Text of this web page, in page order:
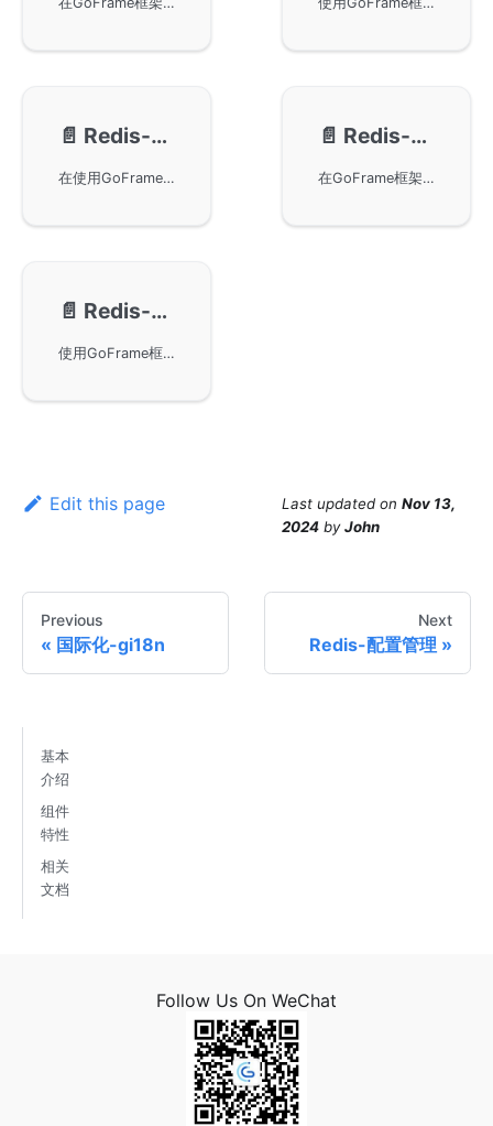
📄️ Redis-命令交互
在使用GoFrame框架构建的应用中，通过Redis命令交互以及自动化的方式来序列化和反序列化数据。首先，我们讲解了Do方法的强大扩展性，它允许任何Redis命令的执行。随后我们展示了如何使用map和struct来存取数据，并利用json序列化简化编程。通过GoFrame框架与Redis的结合，开发者可以更加高效地进行数据管理。
📄️ Redis-Conn对象
在GoFrame框架中使用Redis的Conn对象进行长链接操作，如订阅发布等功能。通过使用连接池获取连接对象进行操作，同时注意连接对象超时问题以及使用后的关闭操作。示例代码展示了通过Conn实现订阅发布模式，程序将在终端打印从Redis Server获取的数据。
📄️ Redis-接口化设计
使用GoFrame框架中的gredis实现一个接口化设计的Redis组件，具备强大灵活性和扩展性。通过实现自定义Redis Adapter，可以轻松覆盖默认实现的方法。文中提供了详细示例，展示了如何在自定义Do方法中实现日志打印，并在业务中使用。
Edit this page Last updated on Nov 13,
2024 byJohn
Previous
国际化-gi18n
Next
Redis-配置管理
基本
介绍
组件
特性
相关
文档
Follow Us On WeChat